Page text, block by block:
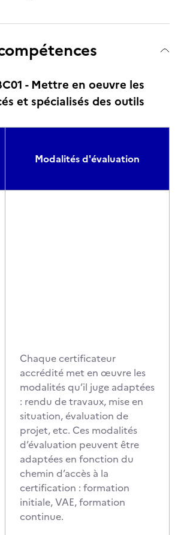
- Mettre en oeuvre les
et spécialisés des outils
Modalités d'évaluation
Chaque certificateur
accrédité met en œuvre les
modalités qu’il juge adaptées
: rendu de travaux, mise en
situation, évaluation de
projet, etc. Ces modalités
d’évaluation peuvent être
adaptées en fonction du
chemin d’accès à la
certification : formation
initiale, VAE, formation
continue.